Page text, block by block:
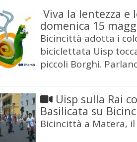
Viva la lentezza
domenica 15
Bicincittà adotta i
biciclettata Uisp
piccoli Borghi.
Uisp sulla Rai
Basilicata su
Bicincittà a Matera, il